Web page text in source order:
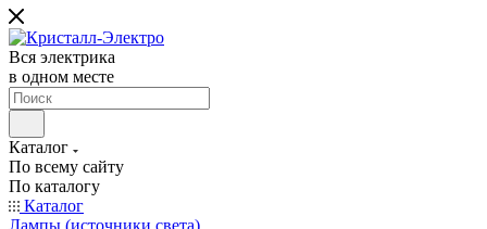
Вся электрика
в одном месте
Каталог
По всему сайту
По каталогу
Каталог
Лампы (источники света)